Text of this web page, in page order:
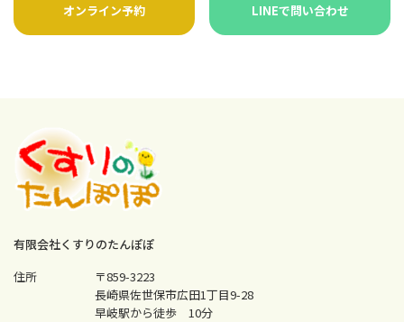
オンライン予約 LINEで問い合わせ
有限会社くすりのたんぽぽ
住所
〒859-3223
長崎県佐世保市広田1丁目9-28
早岐駅から徒歩 10分